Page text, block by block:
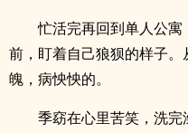
忙活完再回到单人公
前，盯着自己狼狈的样子
魄，病怏怏的。
季窈在心里苦笑，洗